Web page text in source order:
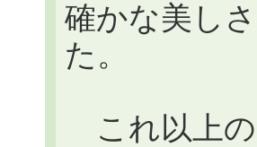
確かな美し
た。
これ以上の